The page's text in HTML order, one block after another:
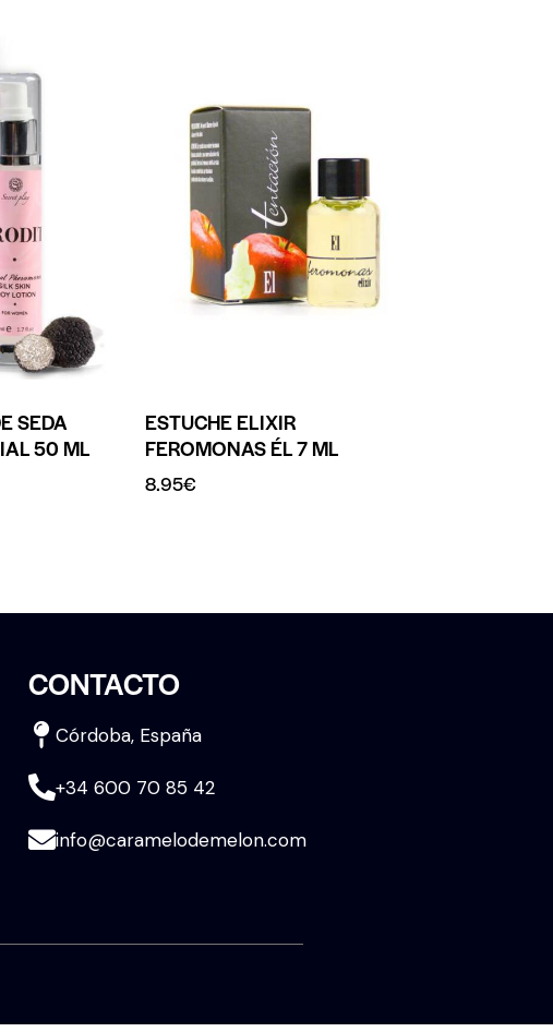
SEDA
50 ML
ESTUCHE ELIXIR
FEROMONAS ÉL 7 ML
8.95€
CONTACTO
Córdoba, España
+34 600 70 85 42
info@caramelodemelon.com